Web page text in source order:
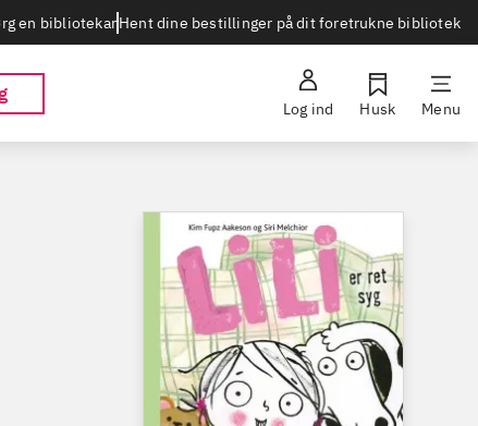
en bibliotekarHent dine bestillinger på dit foretrukne bibliotek
Log ind Husk Menu